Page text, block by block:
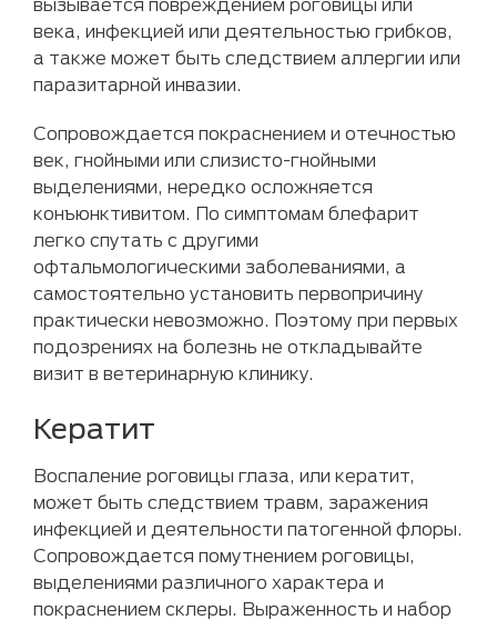
века, инфекцией или деятельностью грибков,
а также может быть следствием аллергии или
паразитарной инвазии.
Сопровождается покраснением и отечностью
век, гнойными или слизисто-гнойными
выделениями, нередко осложняется
конъюнктивитом. По симптомам блефарит
легко спутать с другими
офтальмологическими заболеваниями, а
самостоятельно установить первопричину
практически невозможно. Поэтому при первых
подозрениях на болезнь не откладывайте
визит в ветеринарную клинику.
Кератит
Воспаление роговицы глаза, или кератит,
может быть следствием травм, заражения
инфекцией и деятельности патогенной флоры.
Сопровождается помутнением роговицы,
выделениями различного характера и
покраснением склеры. Выраженность и набор